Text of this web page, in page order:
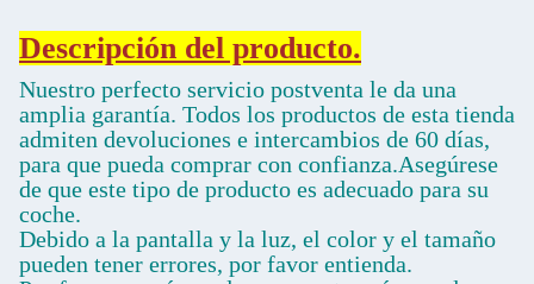
Descripción del producto.
Nuestro perfecto servicio postventa le da una
amplia garantía. Todos los productos de esta tienda
admiten devoluciones e intercambios de 60 días,
para que pueda comprar con confianza.Asegúrese
de que este tipo de producto es adecuado para su
coche.
Debido a la pantalla y la luz, el color y el tamaño
pueden tener errores, por favor entienda.